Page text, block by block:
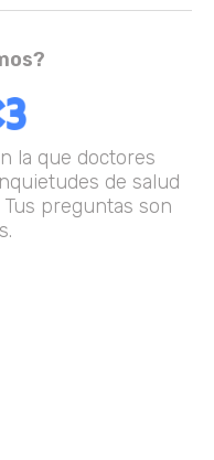
la que doctores
de salud
preguntas son